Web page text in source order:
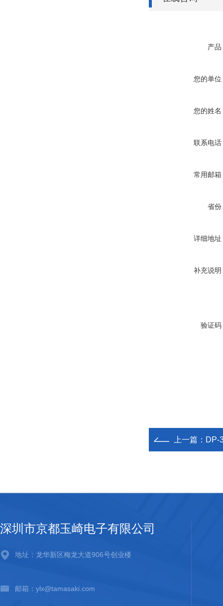
产品
您的单位
您的姓名
联系电话
常用邮箱
省份
详细地址
补充说明
验证码
上一篇： DP-
深圳市京都玉崎电子有限公司
地址：龙华新区梅龙大道906号创业楼
邮箱：ylx@tamasaki.com